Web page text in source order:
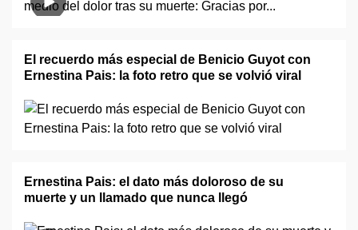
El recuerdo más especial de Benicio Guyot con
Ernestina Pais: la foto retro que se volvió viral
Ernestina Pais: el dato más doloroso de su
muerte y un llamado que nunca llegó